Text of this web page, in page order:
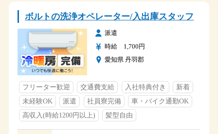
アクセス
桜の季節はお花見で賑わう五条川沿いに勤務地があり
ます。
メガドンキホーテUNY大口店を目印にして
五条川沿いを南方向へ1kmほど！
駅からの距離がかなりありますので、車やバイク・自
転車
での通勤の方が便利です。
【社員寮あります】
社員寮は勤務地のすぐ近く～ちょい近くで用意！
寮からは歩いて通勤 or 自転車通勤の方がほとんどで
す。
ボルトの洗浄オペレーター/入出庫スタッフ
派遣
時給 1,700円
愛知県 丹羽郡
フリーター歓迎 交通費支給 入社特典付き
新着
未経験OK
派遣 社員寮完備
車・バイク通勤OK
高収入(時給1200円以上)
髪型自由